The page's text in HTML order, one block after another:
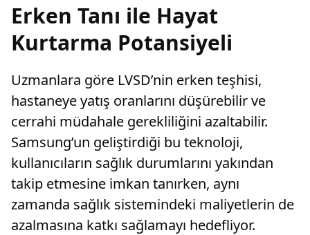
Erken Tanı ile Hayat
Kurtarma Potansiyeli
Uzmanlara göre LVSD’nin erken teşhisi,
hastaneye yatış oranlarını düşürebilir ve
cerrahi müdahale gerekliliğini azaltabilir.
Samsung’un geliştirdiği bu teknoloji,
kullanıcıların sağlık durumlarını yakından
takip etmesine imkan tanırken, aynı
zamanda sağlık sistemindeki maliyetlerin de
azalmasına katkı sağlamayı hedefliyor.